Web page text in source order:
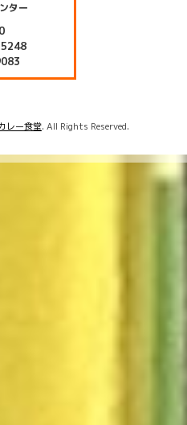
ター
5248
レー食堂. All Rights Reserved.